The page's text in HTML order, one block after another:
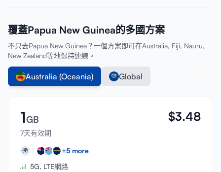
覆蓋Papua New Guinea的多國方案
不只去Papua New Guinea？一個方案即可在Australia, Fiji, Nauru,
New Zealand等地保持連線。
Australia (Oceania) Global
1GB
7天有效期
$3.48
🌍 +5 more
5G, LTE網路